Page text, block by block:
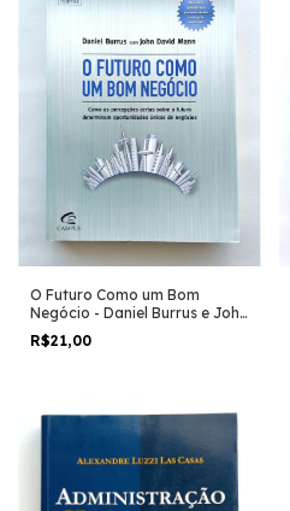
O Futuro Como um Bom
Negócio - Daniel Burrus e John
David Mann
R$21,00